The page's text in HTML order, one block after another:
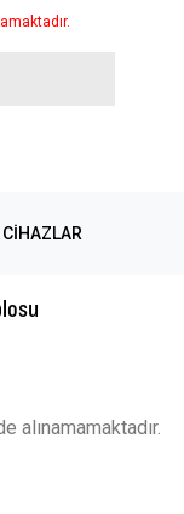
CIHAZLAR
alınamamaktadır.